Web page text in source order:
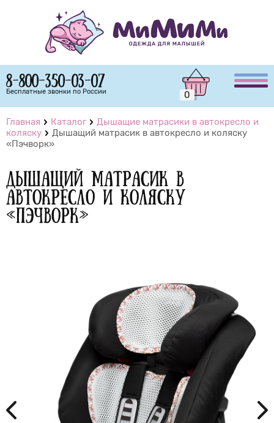
8-800-350-03-07
Бесплатные звонки по России 0
Главная Каталог
Дышащие матрасики в автокресло и
коляску
Дышащий матрасик в автокресло и коляску
«Пэчворк»
Дышащий матрасик в
автокресло и коляску
«Пэчворк»